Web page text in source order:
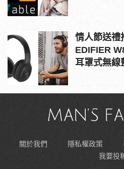
情人節送禮
EDIFIER
耳罩式無線
關於我們 隱私權政策
我要投